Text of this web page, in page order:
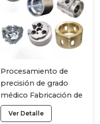
Procesamiento de
precisión de grado
médico Fabricación de
torneado de acero CNC
Artículos Piezas de
Ver Detalle